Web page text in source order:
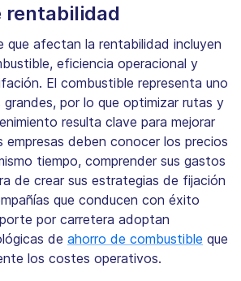
rentabilidad
que afectan la rentabilidad incluyen
eficiencia operacional y
El combustible representa uno
por lo que optimizar rutas y
resulta clave para mejorar
empresas deben conocer los precios
tiempo, comprender sus gastos
de crear sus estrategias de fijación
que conducen con éxito
por carretera adoptan
de ahorro de combustible que
los costes operativos.